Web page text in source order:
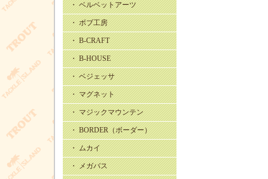
・ ベルベットアーツ
・ ボブ工房
・ B-CRAFT
・ B-HOUSE
・ ベジェッサ
・ マグネット
・ マジックマウンテン
・ BORDER（ボーダー）
・ ムカイ
・ メガバス